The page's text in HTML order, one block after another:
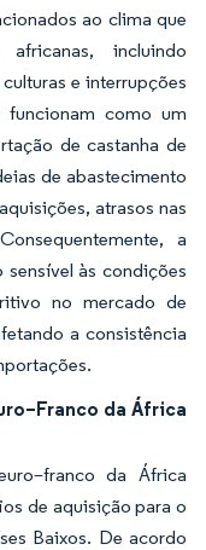
ao clima que
incluindo
e interrupções
como um
de castanha de
de abastecimento
atrasos nas
a
às condições
no mercado de
a consistência
da África
da África
de aquisição para o
Baixos. De acordo